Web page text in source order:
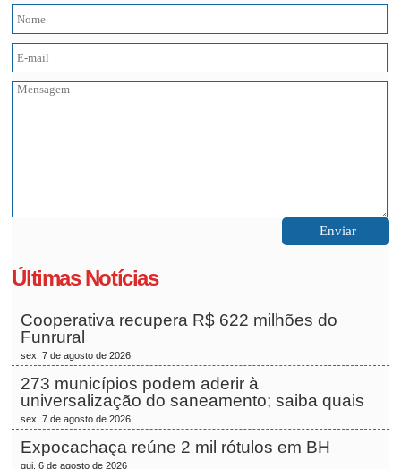
Últimas Notícias
Cooperativa recupera R$ 622 milhões do
Funrural
sex, 7 de agosto de 2026
273 municípios podem aderir à
universalização do saneamento; saiba quais
sex, 7 de agosto de 2026
Expocachaça reúne 2 mil rótulos em BH
qui, 6 de agosto de 2026